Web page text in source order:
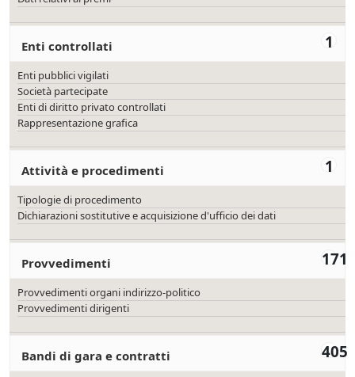
1
Enti controllati
Enti pubblici vigilati
Società partecipate
Enti di diritto privato controllati
Rappresentazione grafica
1
Attività e procedimenti
Tipologie di procedimento
Dichiarazioni sostitutive e acquisizione d'ufficio dei dati
171
Provvedimenti
Provvedimenti organi indirizzo-politico
Provvedimenti dirigenti
405
Bandi di gara e contratti